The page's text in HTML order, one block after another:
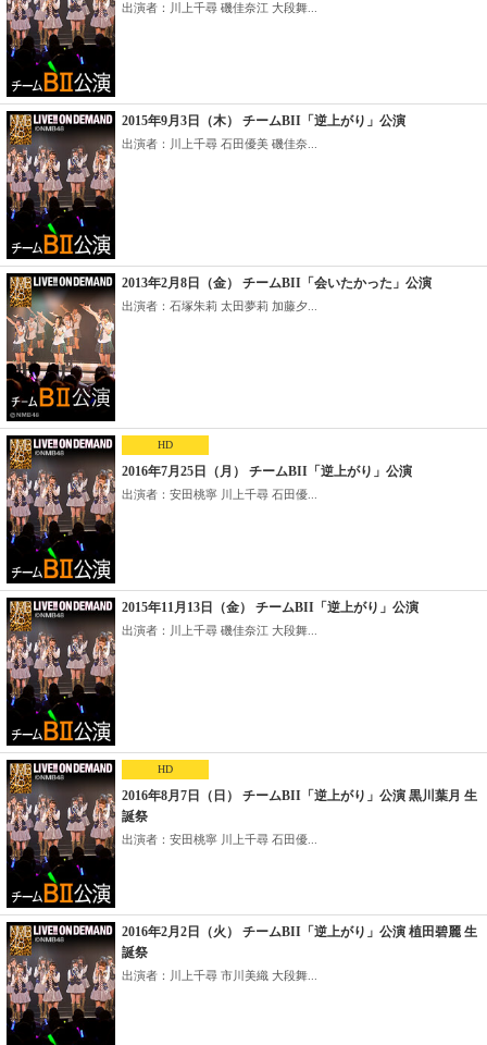
出演者：川上千尋 磯佳奈江 大段舞...
2015年9月3日（木） チームBII「逆上がり」公演
出演者：川上千尋 石田優美 磯佳奈...
2013年2月8日（金） チームBII「会いたかった」公演
出演者：石塚朱莉 太田夢莉 加藤夕...
HD
2016年7月25日（月） チームBII「逆上がり」公演
出演者：安田桃寧 川上千尋 石田優...
2015年11月13日（金） チームBII「逆上がり」公演
出演者：川上千尋 磯佳奈江 大段舞...
HD
2016年8月7日（日） チームBII「逆上がり」公演 黒川葉月 生
誕祭
出演者：安田桃寧 川上千尋 石田優...
2016年2月2日（火） チームBII「逆上がり」公演 植田碧麗 生
誕祭
出演者：川上千尋 市川美織 大段舞...